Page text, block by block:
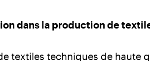
dans la production de
textiles techniques de haute